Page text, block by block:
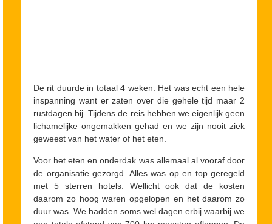
De rit duurde in totaal 4 weken. Het was echt een hele
inspanning want er zaten over die gehele tijd maar 2
rustdagen bij. Tijdens de reis hebben we eigenlijk geen
lichamelijke ongemakken gehad en we zijn nooit ziek
geweest van het water of het eten.
Voor het eten en onderdak was allemaal al vooraf door
de organisatie gezorgd. Alles was op en top geregeld
met 5 sterren hotels. Wellicht ook dat de kosten
daarom zo hoog waren opgelopen en het daarom zo
duur was. We hadden soms wel dagen erbij waarbij we